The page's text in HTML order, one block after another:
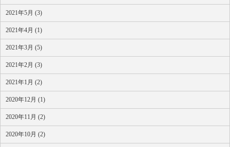
2021年5月 (3)
2021年4月 (1)
2021年3月 (5)
2021年2月 (3)
2021年1月 (2)
2020年12月 (1)
2020年11月 (2)
2020年10月 (2)